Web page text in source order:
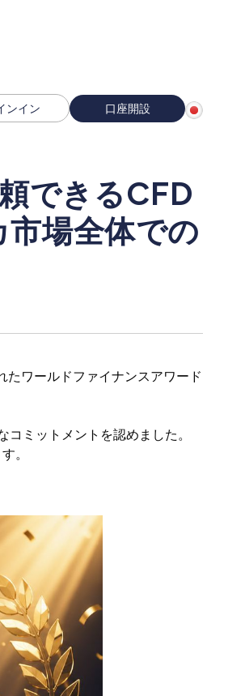
ンイン 口座開設
できるCFD
場全体での
ワールドファイナンスアワード
ミットメントを認めました。
。